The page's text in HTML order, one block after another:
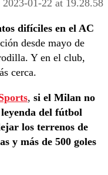
01-22 at 19.28.58
difíciles en el AC
desde mayo de
Y en el club,
cerca.
, si el Milan no
del fútbol
los terrenos de
y más de 500 goles